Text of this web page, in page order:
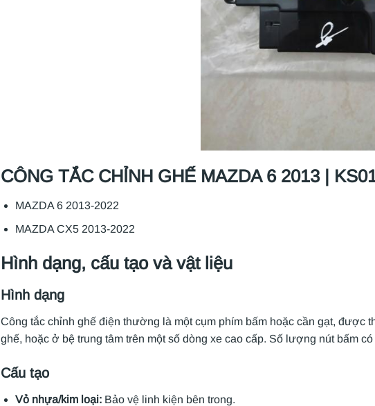
CÔNG TẮC CHỈNH GHẾ MAZDA 6 2013 |
MAZDA 6 2013-2022
MAZDA CX5 2013-2022
Hình dạng, cấu tạo và vật liệu
Hình dạng
Công tắc chỉnh ghế điện thường là một cụm phím bấm hoặc cần gạt, được
ghế, hoặc ở bệ trung tâm trên một số dòng xe cao cấp. Số lượng nút bấm
Cấu tạo
Vỏ nhựa/kim loại: Bảo vệ linh kiện bên trong.